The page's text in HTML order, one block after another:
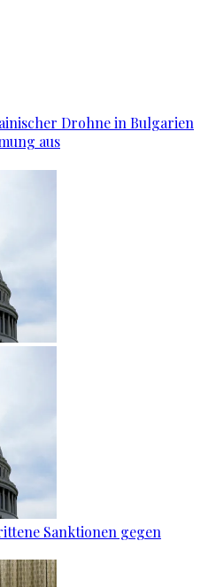
Drohne in Bulgarien
aus
Sanktionen gegen